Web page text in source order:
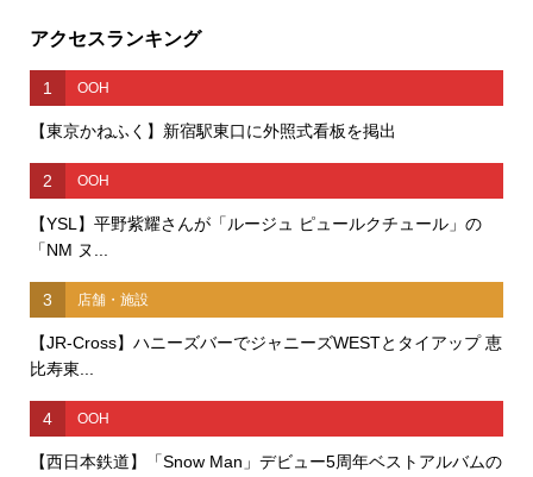
アクセスランキング
1 OOH
【東京かねふく】新宿駅東口に外照式看板を掲出
2 OOH
【YSL】平野紫耀さんが「ルージュ ピュールクチュール」の
「NM ヌ...
3 店舗・施設
【JR-Cross】ハニーズバーでジャニーズWESTとタイアップ 恵
比寿東...
4 OOH
【西日本鉄道】「Snow Man」デビュー5周年ベストアルバムの